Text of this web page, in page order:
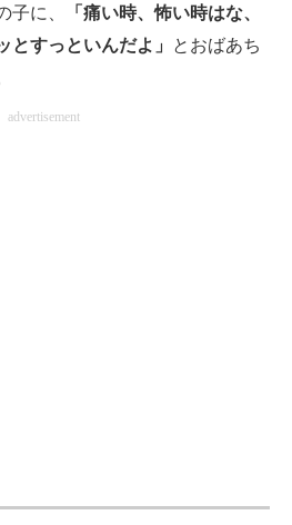
ト
子に、
「痛い時、怖い時はな、
とすっといんだよ」
とおばあち
advertisement